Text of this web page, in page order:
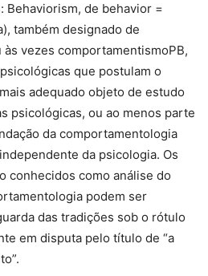
Behaviorism, de behavior =
também designado de
vezes comportamentismoPB,
que postulam o
adequado objeto de estudo
psicológicas, ou ao menos parte
da comportamentologia
da psicologia. Os
conhecidos como análise do
podem ser
das tradições sob o rótulo
em disputa pelo título de “a